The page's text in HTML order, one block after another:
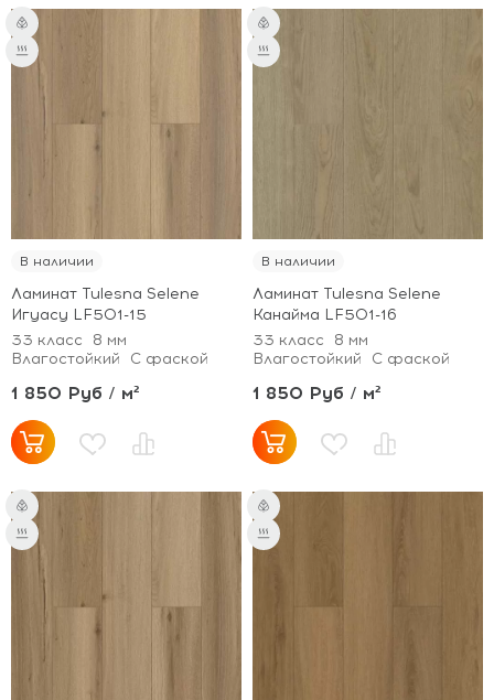
В наличии
Ламинат Tulesna Selene
Игуасу LF501-15
33 класс
8 мм
Влагостойкий
С фаской
1 850 Руб / м²
В наличии
Ламинат Tulesna Selene
Канайма LF501-16
33 класс
8 мм
Влагостойкий
С фаской
1 850 Руб / м²